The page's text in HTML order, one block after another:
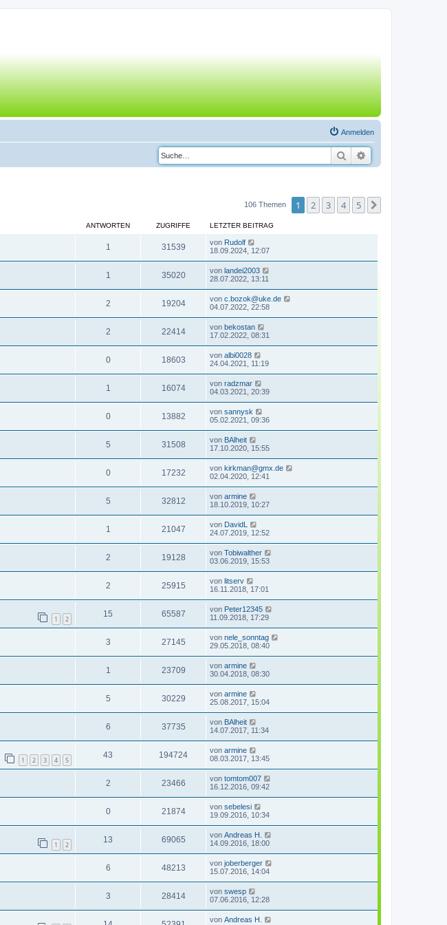
Anmelden
Suche
106 Themen 1 2 3 4 5
ANTWORTEN ZUGRIFFE LETZTER BEITRAG
1 31539 von Rudolf
18.09.2024, 12:07
1 35020 von landei2003
28.07.2022, 13:11
2 19204 von c.bozok@uke.de
04.07.2022, 22:58
2 22414 von bekostan
17.02.2022, 08:31
0 18603 von albi0028
24.04.2021, 11:19
1 16074 von radzmar
04.03.2021, 20:39
0 13882 von sannysk
05.02.2021, 09:36
5 31508 von BAlheit
17.10.2020, 15:55
0 17232 von kirkman@gmx.de
02.04.2020, 12:41
5 32812 von armine
18.10.2019, 10:27
1 21047 von DavidL
24.07.2019, 12:52
2 19128 von Tobiwalther
03.06.2019, 15:53
2 25915 von litserv
16.11.2018, 17:01
1 2
15 65587 von Peter12345
11.09.2018, 17:29
3 27145 von nele_sonntag
29.05.2018, 08:40
1 23709 von armine
30.04.2018, 08:30
5 30229 von armine
25.08.2017, 15:04
6 37735 von BAlheit
14.07.2017, 11:34
1 2 3 4 5
43 194724 von armine
08.03.2017, 13:45
2 23466 von tomtom007
16.12.2016, 09:42
0 21874 von sebelesi
19.09.2016, 10:34
1 2
13 69065 von Andreas H.
14.09.2016, 18:00
6 48213 von joberberger
15.07.2016, 14:04
3 28414 von swesp
07.06.2016, 12:28
von Andreas H.